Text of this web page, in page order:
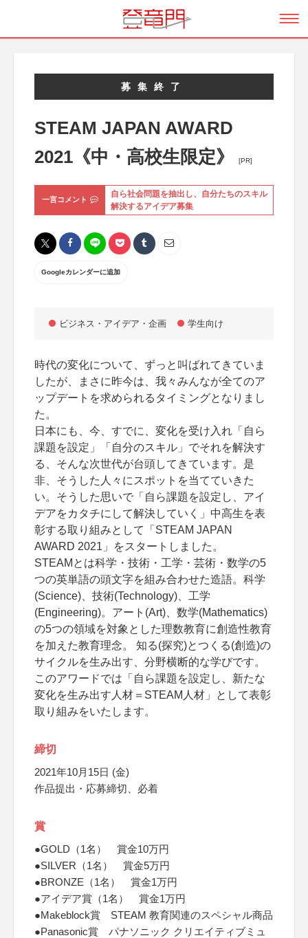
募集終了
STEAM JAPAN AWARD
2021《中・高校生限定》
[PR]
一言コメント
自ら社会問題を抽出し、自分たちのスキル
解決するアイデア募集
Googleカレンダーに追加
ビジネス・アイデア・企画 学生向け
時代の変化について、ずっと叫ばれてきていま
したが、まさに昨今は、我々みんなが全てのア
ップデートを求められるタイミングとなりまし
た。
日本にも、今、すでに、変化を受け入れ「自ら
課題を設定」「自分のスキル」でそれを解決す
る、そんな次世代が台頭してきています。是
非、そうした人々にスポットを当てていきた
い。そうした思いで「自ら課題を設定し、アイ
デアをカタチにして解決していく」中高生を表
彰する取り組みとして「STEAM JAPAN
AWARD 2021」をスタートしました。
STEAMとは科学・技術・工学・芸術・数学の5
つの英単語の頭文字を組み合わせた造語。科学
(Science)、技術(Technology)、工学
(Engineering)。アート(Art)、数学(Mathematics)
の5つの領域を対象とした理数教育に創造性教育
を加えた教育理念。 知る(探究)とつくる(創造)の
サイクルを生み出す、分野横断的な学びです。
このアワードでは「自ら課題を設定し、新たな
変化を生み出す人材＝STEAM人材」として表彰
取り組みをいたします。
締切
2021年10月15日 (金)
作品提出・応募締切、必着
賞
●GOLD（1名） 賞金10万円
●SILVER（1名） 賞金5万円
●BRONZE（1名） 賞金1万円
●アイデア賞（1名） 賞金1万円
●Makeblock賞 STEAM 教育関連のスペシャル商品
●Panasonic賞 パナソニック クリエイティブミュ